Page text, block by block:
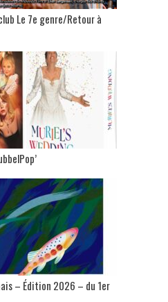
Le 7e genre/Retour à
– Édition 2026 – du 1er